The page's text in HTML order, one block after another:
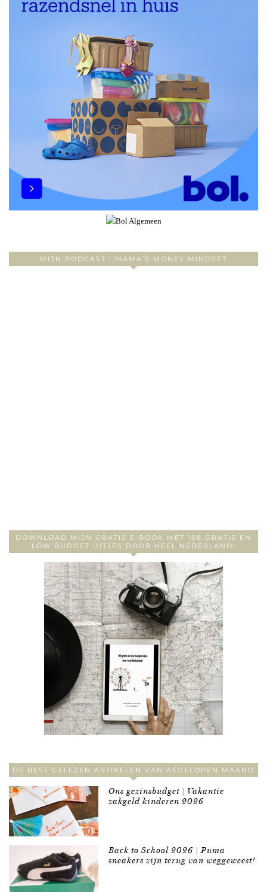
MIJN PODCAST | MAMA’S MONEY MINDSET
DOWNLOAD MIJN GRATIS E-BOOK MET 168 GRATIS EN
LOW BUDGET UITJES DOOR HEEL NEDERLAND!
DE BEST GELEZEN ARTIKELEN VAN AFGELOPEN MAAND
Ons gezinsbudget | Vakantie
zakgeld kinderen 2026
Back to School 2026 | Puma
sneakers zijn terug van weggeweest!